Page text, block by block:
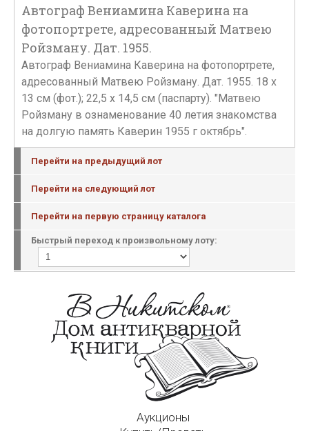
Автограф Вениамина Каверина на
фотопортрете, адресованный Матвею
Ройзману. Дат. 1955.
Автограф Вениамина Каверина на фотопортрете,
адресованный Матвею Ройзману. Дат. 1955. 18 х
13 см (фот.); 22,5 х 14,5 см (паспарту). "Матвею
Ройзману в ознаменование 40 летия знакомства
на долгую память Каверин 1955 г октябрь".
Перейти на предыдущий лот
Перейти на следующий лот
Перейти на первую страницу каталога
Быстрый переход к произвольному лоту:
Аукционы